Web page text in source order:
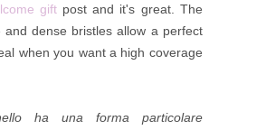
gift post and it's great. The
and dense bristles allow a perfect
when you want a high coverage
ha una forma particolare